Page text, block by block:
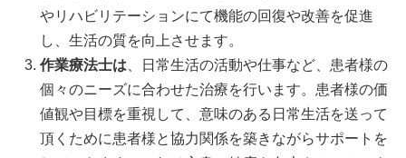
やリハビリテーションにて機能の回復や改善を促進
し、生活の質を向上させます。
作業療法士は 、日常生活の活動や仕事など、患者様の
個々のニーズに合わせた治療を行います。患者様の価
値観や目標を重視して、意味のある日常生活を送って
頂くために患者様と協力関係を築きながらサポートを